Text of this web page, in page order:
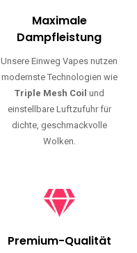
Maximale
Dampfleistung
Unsere Einweg Vapes nutzen
modernste Technologien wie
Triple Mesh Coil und
einstellbare Luftzufuhr für
dichte, geschmackvolle
Wolken.
Premium-Qualität